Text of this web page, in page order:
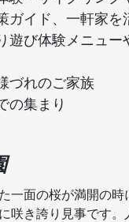
ガイド、一軒家を
遊び体験メニュー
づれのご家族
の集まり
一面の桜が満開の
咲き誇り見事です